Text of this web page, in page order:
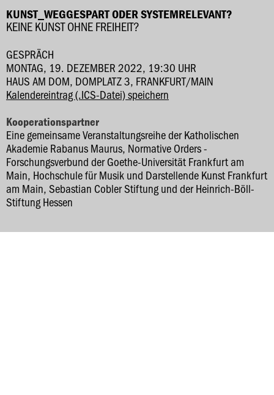
KUNST_WEGGESPART ODER SYSTEMRELEVANT?
KEINE KUNST OHNE FREIHEIT?
GESPRÄCH
MONTAG, 19. DEZEMBER 2022, 19:30 UHR
HAUS AM DOM, DOMPLATZ 3, FRANKFURT/MAIN
Kalendereintrag (.ICS-Datei) speichern
Kooperationspartner
Eine gemeinsame Veranstaltungsreihe der Katholischen
Akademie Rabanus Maurus, Normative Orders -
Forschungsverbund der Goethe-Universität Frankfurt am
Main, Hochschule für Musik und Darstellende Kunst Frankfurt
am Main, Sebastian Cobler Stiftung und der Heinrich-Böll-
Stiftung Hessen